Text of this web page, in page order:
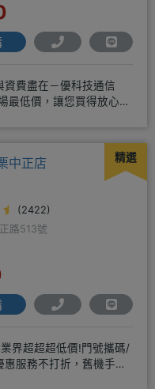
資費盡在－優科技通信
最低價，讓您買得放心又
精選
中正店
(2422)
路513號
界超超超低價!門號攜碼/
惠服務不打折，舊機手機